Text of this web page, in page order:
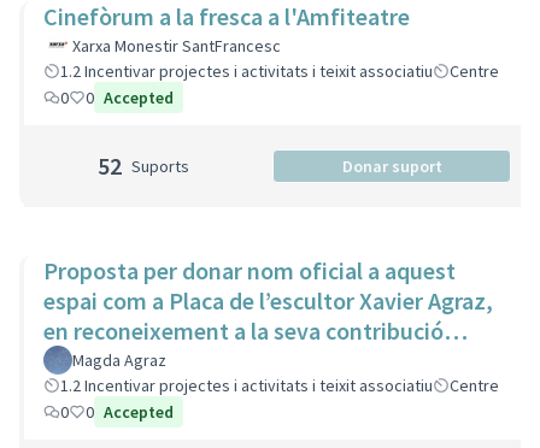
Cinefòrum a la fresca a l'Amfiteatre
Xarxa Monestir SantFrancesc
1.2 Incentivar projectes i activitats i teixit associatiu
Centre
0
0 Accepted
52 Suports Donar suport
Proposta per donar nom oficial a aquest
espai com a Placa de l’escultor Xavier Agraz,
en reconeixement a la seva contribució
artística i cultural
Magda Agraz
1.2 Incentivar projectes i activitats i teixit associatiu
Centre
0
0 Accepted